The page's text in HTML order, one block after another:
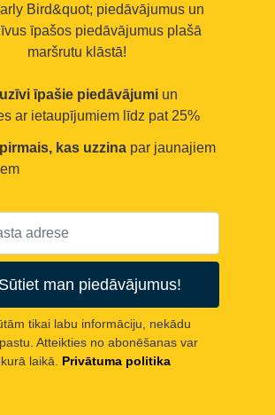
Bird&quot; piedāvājumus un
īpašos piedāvājumus plašā
maršrutu klāstā!
īpašie piedāvājumi un
ar ietaupījumiem līdz pat 25%
kas uzzina par jaunajiem
Sūtiet man piedāvājumus!
tikai labu informāciju, nekādu
Atteikties no abonēšanas var
laikā.
Privātuma politika